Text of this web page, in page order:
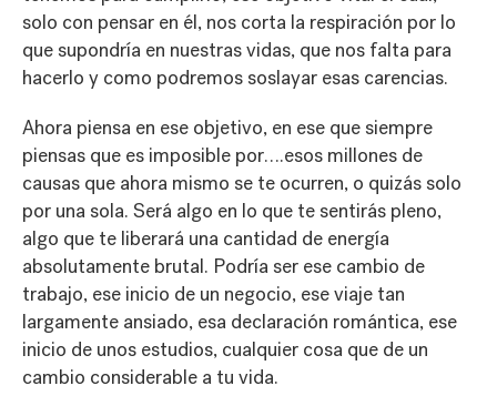
solo con pensar en él, nos corta la respiración por lo
que supondría en nuestras vidas, que nos falta para
hacerlo y como podremos soslayar esas carencias.
Ahora piensa en ese objetivo, en ese que siempre
piensas que es imposible por….esos millones de
causas que ahora mismo se te ocurren, o quizás solo
por una sola. Será algo en lo que te sentirás pleno,
algo que te liberará una cantidad de energía
absolutamente brutal. Podría ser ese cambio de
trabajo, ese inicio de un negocio, ese viaje tan
largamente ansiado, esa declaración romántica, ese
inicio de unos estudios, cualquier cosa que de un
cambio considerable a tu vida.